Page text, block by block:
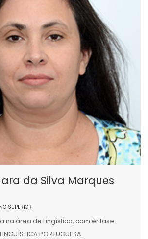
da Silva Marques
SUPERIOR
na área de Lingística, com ênfase
PORTUGUESA.